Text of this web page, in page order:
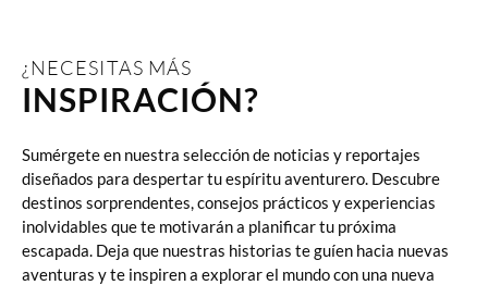
¿NECESITAS MÁS
INSPIRACIÓN?
Sumérgete en nuestra selección de noticias y reportajes
diseñados para despertar tu espíritu aventurero. Descubre
destinos sorprendentes, consejos prácticos y experiencias
inolvidables que te motivarán a planificar tu próxima
escapada. Deja que nuestras historias te guíen hacia nuevas
aventuras y te inspiren a explorar el mundo con una nueva